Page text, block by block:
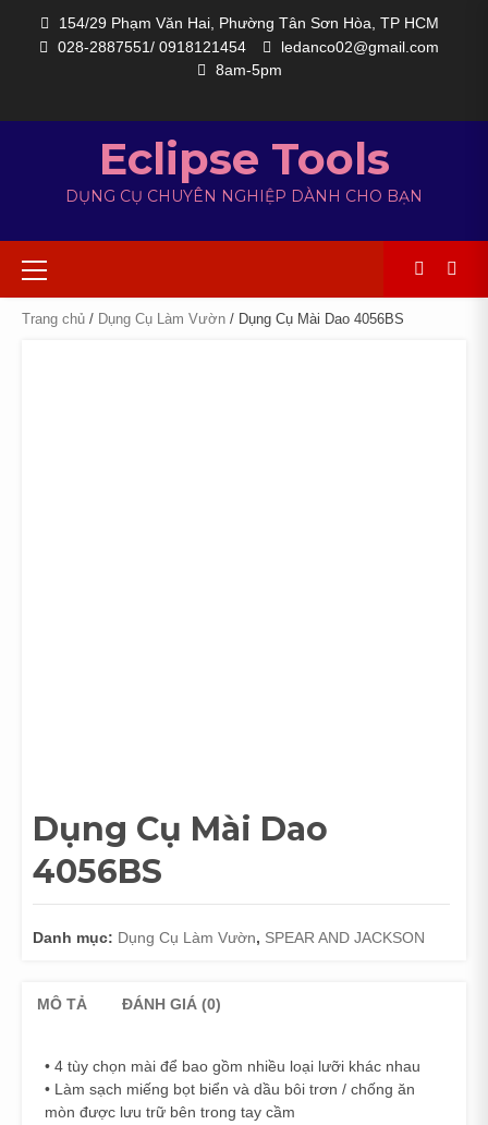
154/29 Phạm Văn Hai, Phường Tân Sơn Hòa, TP HCM
028-2887551/ 0918121454
ledanco02@gmail.com
8am-5pm
Eclipse Tools
DỤNG CỤ CHUYÊN NGHIỆP DÀNH CHO BẠN
Trang chủ / Dụng Cụ Làm Vườn / Dụng Cụ Mài Dao 4056BS
Dụng Cụ Mài Dao
4056BS
Danh mục: Dụng Cụ Làm Vườn, SPEAR AND JACKSON
MÔ TẢ ĐÁNH GIÁ (0)
• 4 tùy chọn mài để bao gồm nhiều loại lưỡi khác nhau
• Làm sạch miếng bọt biển và dầu bôi trơn / chống ăn
mòn được lưu trữ bên trong tay cầm